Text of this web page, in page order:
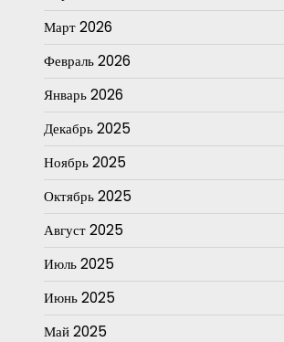
Март 2026
Февраль 2026
Январь 2026
Декабрь 2025
Ноябрь 2025
Октябрь 2025
Август 2025
Июль 2025
Июнь 2025
Май 2025